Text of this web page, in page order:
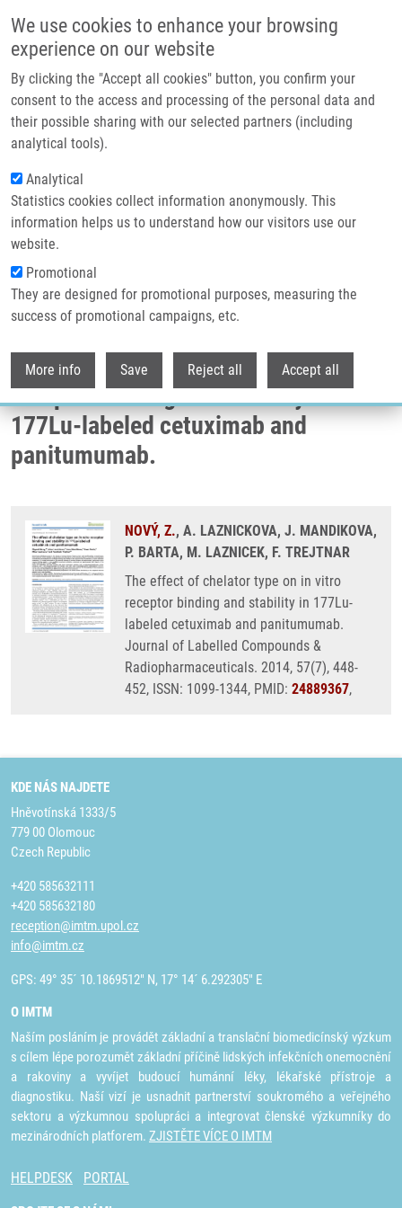
We use cookies to enhance your browsing
experience on our website
By clicking the "Accept all cookies" button, you confirm your
consent to the access and processing of the personal data and
their possible sharing with our selected partners (including
analytical tools).
Analytical
Statistics cookies collect information anonymously. This
information helps us to understand how our visitors use our
website.
Promotional
They are designed for promotional purposes, measuring the
success of promotional campaigns, etc.
More info Save Reject all Accept all
Header image
Drobečková navigace
Domů
The Effect Of Chelator Type On In Vitro Receptor Binding And Stability In
177Lu-labeled Cetuximab And Panitumumab.
The effect of chelator type on in vitro
receptor binding and stability in
177Lu-labeled cetuximab and
panitumumab.
NOVÝ, Z., A. LAZNICKOVA, J. MANDIKOVA,
P. BARTA, M. LAZNICEK, F. TREJTNAR
The effect of chelator type on in vitro
receptor binding and stability in 177Lu-
labeled cetuximab and panitumumab.
Journal of Labelled Compounds &
Radiopharmaceuticals. 2014, 57(7), 448-
452, ISSN: 1099-1344, PMID: 24889367,
KDE NÁS NAJDETE
Hněvotínská 1333/5
779 00 Olomouc
Czech Republic
+420 585632111
+420 585632180
reception@imtm.upol.cz
info@imtm.cz
GPS: 49° 35´ 10.1869512" N, 17° 14´ 6.292305" E
O IMTM
Naším posláním je provádět základní a translační biomedicínský výzkum
s cílem lépe porozumět základní příčině lidských infekčních onemocnění
a rakoviny a vyvíjet budoucí humánní léky, lékařské přístroje a
diagnostiku. Naší vizí je usnadnit partnerství soukromého a veřejného
sektoru a výzkumnou spolupráci a integrovat členské výzkumníky do
mezinárodních platforem. ZJISTĚTE VÍCE O IMTM
HELPDESK PORTAL